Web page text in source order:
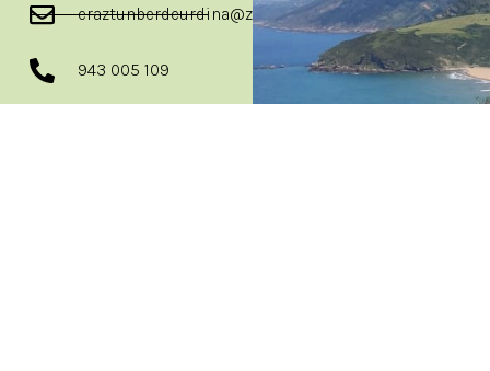
eraztunberdeurdina@zarautz.eus
943 005 109